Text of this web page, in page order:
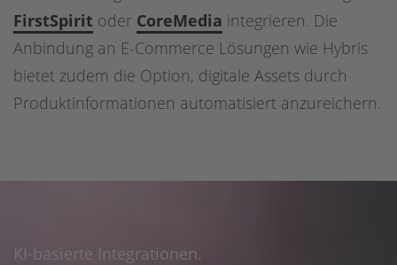
FirstSpirit oder CoreMedia integrieren. Die
Anbindung an E-Commerce Lösungen wie Hybris
bietet zudem die Option, digitale Assets durch
Produktinformationen automatisiert anzureichern.
KI-basierte Integrationen.